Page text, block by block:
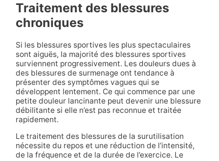
Traitement des blessures
chroniques
Si les blessures sportives les plus spectaculaires
sont aiguës, la majorité des blessures sportives
surviennent progressivement. Les douleurs dues à
des blessures de surmenage ont tendance à
présenter des symptômes vagues qui se
développent lentement. Ce qui commence par une
petite douleur lancinante peut devenir une blessure
débilitante si elle n’est pas reconnue et traitée
rapidement.
Le traitement des blessures de la surutilisation
nécessite du repos et une réduction de l’intensité,
de la fréquence et de la durée de l’exercice. Le